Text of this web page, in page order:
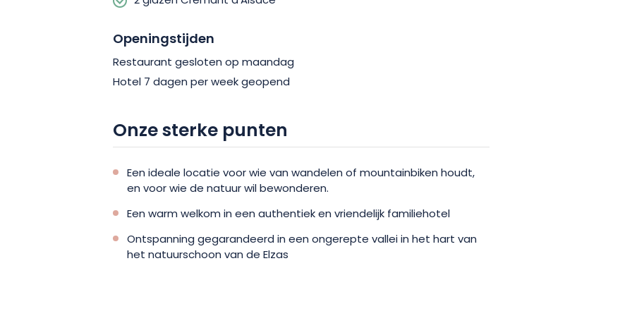
ook een parkeerplaats met een snellaadstation voor elektrische
voertuigen.
Wacht dus niet langer en geef je over aan de charmes van dit stukje
Elzasser paradijs! Of je nu een fervent wandelaar, wandelaar of fietser
Openingstijden
Restaurant gesloten op maandag
Hotel 7 dagen per week geopend
Onze sterke punten
Een ideale locatie voor wie van wandelen of mountainbiken houdt,
en voor wie de natuur wil bewonderen.
Een warm welkom in een authentiek en vriendelijk familiehotel
Ontspanning gegarandeerd in een ongerepte vallei in het hart van
het natuurschoon van de Elzas